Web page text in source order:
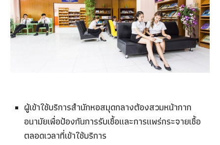
ผู้เข้าใช้บริการสำนักหอสมุดกลางต้องสวมหน้ากาก
อนามัยเพื่อป้องกันการรับเชื้อและการแพร่กระจายเชื้อ
ตลอดเวลาที่เข้าใช้บริการ